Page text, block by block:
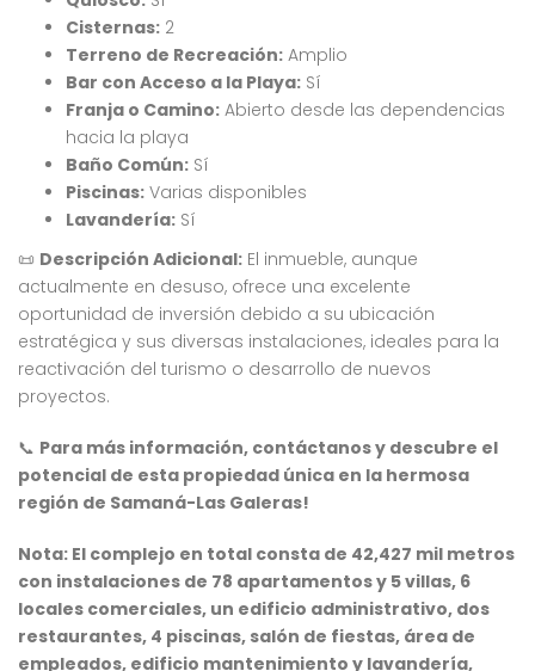
Cisternas: 2
Terreno de Recreación: Amplio
Bar con Acceso a la Playa: Sí
Franja o Camino: Abierto desde las dependencias
hacia la playa
Baño Común: Sí
Piscinas: Varias disponibles
Lavandería: Sí
📜 Descripción Adicional: El inmueble, aunque
actualmente en desuso, ofrece una excelente
oportunidad de inversión debido a su ubicación
estratégica y sus diversas instalaciones, ideales para la
reactivación del turismo o desarrollo de nuevos
proyectos.
📞 Para más información, contáctanos y descubre el
potencial de esta propiedad única en la hermosa
región de Samaná-Las Galeras!
Nota: El complejo en total consta de 42,427 mil metros
con instalaciones de 78 apartamentos y 5 villas, 6
locales comerciales, un edificio administrativo, dos
restaurantes, 4 piscinas, salón de fiestas, área de
empleados, edificio mantenimiento y lavandería,
Don Paco III, Santo Domingo Este, República Dominicana Crisfer Punta Cana, Calle Edgar Allan Poe, Punta Cana, República Dominicana
encontró ningún
No se encontró ningún
artículo